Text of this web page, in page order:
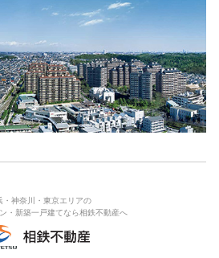
・神奈川・東京エリアの
・新築一戸建てなら相鉄不動産へ